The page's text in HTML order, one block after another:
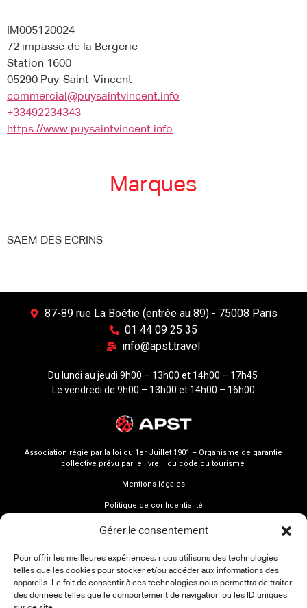
Gérer le consentement
Pour offrir les meilleures expériences, nous utilisons des technologies
telles que les cookies pour stocker et/ou accéder aux informations des
appareils. Le fait de consentir à ces technologies nous permettra de traiter
des données telles que le comportement de navigation ou les ID uniques
IM005120024
72 impasse de la Bergerie
Station 1600
05290 Puy-Saint-Vincent
commercial@puysaintvincent.info
+33492234343
https://www.puysaintvincent.info
Marques
SAEM DES ECRINS
87-89 rue La Boétie (entrée au 89) - 75008 Paris
01 44 09 25 35
info@apst.travel
Du lundi au jeudi 9h00 – 13h00 et 14h00 – 17h45
Le vendredi de 9h00 – 13h00 et 14h00 – 16h00
Association régie par la loi du 1er Juillet 1901 – Organisme de garantie
collective prévu par le livre II du code du tourisme
Mentions légales
Politique de confidentialité